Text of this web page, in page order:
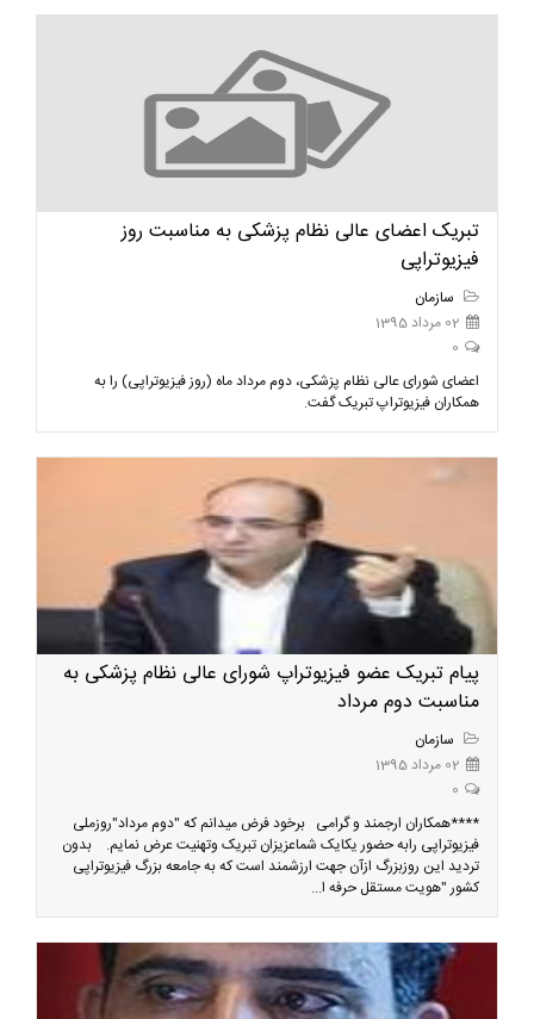
تبریک اعضای عالی نظام پزشکی به مناسبت روز
فیزیوتراپی
سازمان
02 مرداد 1395
0
اعضای شورای عالی نظام پزشکی، دوم مرداد ماه (روز فیزیوتراپی) را به
همکاران فیزیوتراپ تبریک گفت.
پیام تبریک عضو فیزیوتراپ شورای عالی نظام پزشکی به
مناسبت دوم مرداد
سازمان
02 مرداد 1395
0
****همکاران ارجمند و گرامی برخود فرض میدانم که "دوم مرداد"روزملی
فیزیوتراپی رابه حضور یکایک شماعزیزان تبریک وتهنیت عرض نمایم. بدون
تردید این روزبزرگ ازآن جهت ارزشمند است که به جامعه بزرگ فیزیوتراپی
کشور "هویت مستقل حرفه ا...